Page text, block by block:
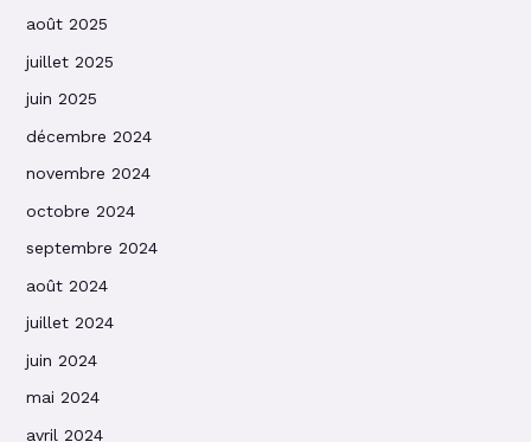
août 2025
juillet 2025
juin 2025
décembre 2024
novembre 2024
octobre 2024
septembre 2024
août 2024
juillet 2024
juin 2024
mai 2024
avril 2024